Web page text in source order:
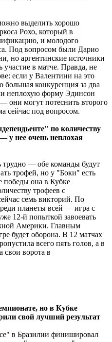
выделить хорошо
Рохо, который в
и молодого
Под вопросом были Дарио
но аргентинские источники
в матче. Правда, не
если у Валентини на это
конкуренция за два
неплохую форму Эдинсон
они могут потеснить второго
сейчас под вопросом.
по количеству
у нее очень неплохая
трудно ― обе команды будут
трофей, но у "Боки" есть
победы она в Кубке
трофеев с
семь викторий. По
планеты всей ― игра с
12-й попыткой завоевать
Америки. Главным
будет оборона. В 12 матчах
всего пять голов, а в
свои ворота в
но в Кубке
свой лучший результат
в Бразилии финишировал